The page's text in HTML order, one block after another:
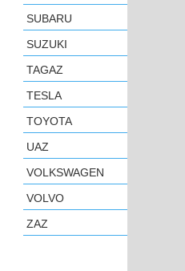
SUBARU
SUZUKI
TAGAZ
TESLA
TOYOTA
UAZ
VOLKSWAGEN
VOLVO
ZAZ